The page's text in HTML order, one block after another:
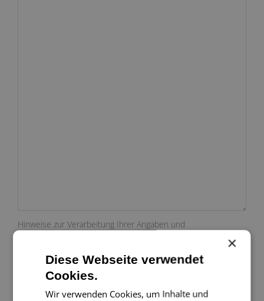
Hinweise zur Verarbeitung Ihrer Angaben und
in unserem Showroom.
×
Diese Webseite verwendet
Cookies.
Wir verwenden Cookies, um Inhalte und